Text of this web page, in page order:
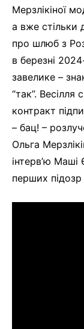
Мерзлікіної
а вже стільки
про шлюб з
в березні
завелике –
“так”.
контракт
– бац! –
Ольга
інтерв’ю Маші
перших підозр